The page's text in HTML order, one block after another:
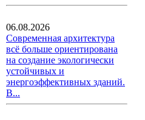
06.08.2026
Современная архитектура
всё больше ориентирована
на создание экологически
устойчивых и
энергоэффективных зданий.
В...